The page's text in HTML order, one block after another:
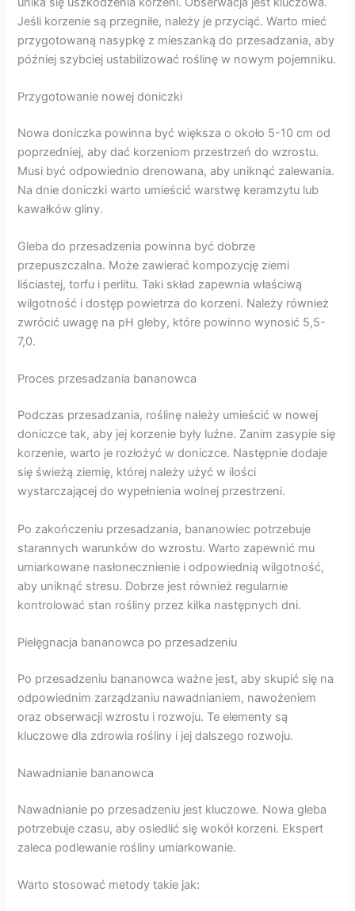
Jeśli korzenie są przegniłe, należy je przyciąć. Warto mieć
przygotowaną nasypkę z mieszanką do przesadzania, aby
później szybciej ustabilizować roślinę w nowym pojemniku.
Przygotowanie nowej doniczki
Nowa doniczka powinna być większa o około 5-10 cm od
poprzedniej, aby dać korzeniom przestrzeń do wzrostu.
Musi być odpowiednio drenowana, aby uniknąć zalewania.
Na dnie doniczki warto umieścić warstwę keramzytu lub
kawałków gliny.
Gleba do przesadzenia powinna być dobrze
przepuszczalna. Może zawierać kompozycję ziemi
liściastej, torfu i perlitu. Taki skład zapewnia właściwą
wilgotność i dostęp powietrza do korzeni. Należy również
zwrócić uwagę na pH gleby, które powinno wynosić 5,5-
7,0.
Proces przesadzania bananowca
Podczas przesadzania, roślinę należy umieścić w nowej
doniczce tak, aby jej korzenie były luźne. Zanim zasypie się
korzenie, warto je rozłożyć w doniczce. Następnie dodaje
się świeżą ziemię, której należy użyć w ilości
wystarczającej do wypełnienia wolnej przestrzeni.
Po zakończeniu przesadzania, bananowiec potrzebuje
starannych warunków do wzrostu. Warto zapewnić mu
umiarkowane nasłonecznienie i odpowiednią wilgotność,
aby uniknąć stresu. Dobrze jest również regularnie
kontrolować stan rośliny przez kilka następnych dni.
Pielęgnacja bananowca po przesadzeniu
Po przesadzeniu bananowca ważne jest, aby skupić się na
odpowiednim zarządzaniu nawadnianiem, nawożeniem
oraz obserwacji wzrostu i rozwoju. Te elementy są
kluczowe dla zdrowia rośliny i jej dalszego rozwoju.
Nawadnianie bananowca
Nawadnianie po przesadzeniu jest kluczowe. Nowa gleba
potrzebuje czasu, aby osiedlić się wokół korzeni. Ekspert
zaleca podlewanie rośliny umiarkowanie.
Warto stosować metody takie jak: